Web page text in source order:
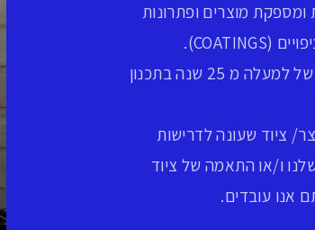
מוצרים ופתרונות
ברשותנו ידע וניסיון מצטבר של למעלה מ 25 שנה בתכנון
ציוד שעונה לדרישות
ו/או התאמה של ציוד
אנו עובדים.